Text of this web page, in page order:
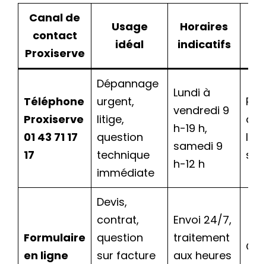
Canal de
contact
Proxiserve
Usage
idéal
Horaires
indicatifs
Téléphone
Proxiserve
01 43 71 17
17
Dépannage
urgent,
litige,
question
technique
immédiate
Lundi à
vendredi 9
h-19 h,
samedi 9
h-12 h
Formulaire
en ligne
Devis,
contrat,
question
sur facture
Envoi 24/7,
traitement
aux heures